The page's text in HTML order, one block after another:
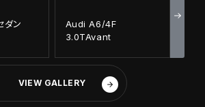
ン
Audi A6/4F
3.0TAvant
VIEW GALLERY